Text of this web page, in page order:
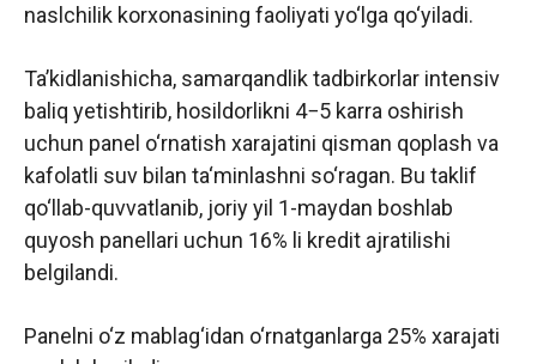
naslchilik korxonasining faoliyati yo‘lga qo‘yiladi.
Taʼkidlanishicha, samarqandlik tadbirkorlar intensiv
baliq yetishtirib, hosildorlikni 4−5 karra oshirish
uchun panel o‘rnatish xarajatini qisman qoplash va
kafolatli suv bilan ta‘minlashni so‘ragan. Bu taklif
qo‘llab-quvvatlanib, joriy yil 1-maydan boshlab
quyosh panellari uchun 16% li kredit ajratilishi
belgilandi.
Panelni o‘z mablag‘idan o‘rnatganlarga 25% xarajati